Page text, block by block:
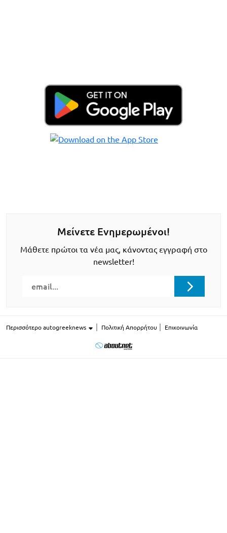
Μείνετε Ενημερωμένοι!
Μάθετε πρώτοι τα νέα μας, κάνοντας εγγραφή στο
newsletter!
Περισσότερο autogreeknews Πολιτική Απορρήτου Επικοινωνία